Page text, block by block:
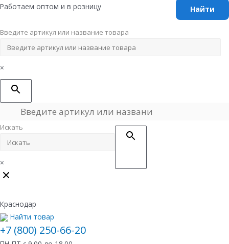
Перейти
содержимому
Работаем оптом и в розницу
Введите артикул или название товара
×
Искать
×
Краснодар
Найти товар
+7 (800) 250-66-20